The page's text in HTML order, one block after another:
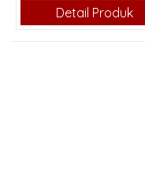
Detail Produk